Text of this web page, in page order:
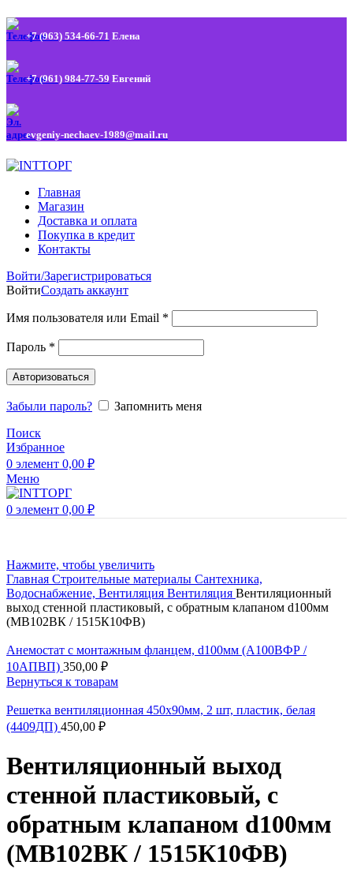
+7 (963) 534-66-71 Елена
+7 (961) 984-77-59 Евгений
evgeniy-nechaev-1989@mail.ru
Главная
Магазин
Доставка и оплата
Покупка в кредит
Контакты
Войти/Зарегистрироваться
ВойтиСоздать аккаунт
Имя пользователя или Email *
Пароль *
Авторизоваться
Забыли пароль?
Запомнить меня
Поиск
Избранное
0 элемент 0,00 ₽
Меню
0 элемент 0,00 ₽
Нажмите, чтобы увеличить
Главная Строительные материалы Сантехника,
Водоснабжение, Вентиляция Вентиляция Вентиляционный
выход стенной пластиковый, с обратным клапаном d100мм
(МВ102ВК / 1515К10ФВ)
Анемостат с монтажным фланцем, d100мм (А100ВФР /
10АПВП) 350,00 ₽
Вернуться к товарам
Решетка вентиляционная 450х90мм, 2 шт, пластик, белая
(4409ДП) 450,00 ₽
Вентиляционный выход
стенной пластиковый, с
обратным клапаном d100мм
(МВ102ВК / 1515К10ФВ)